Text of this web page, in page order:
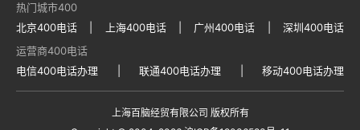
热门城市400
北京400电话
上海400电话 广州400电话
深圳400电话
运营商400电话
电信400电话办理
联通400电话办理 移动400电话办理
上海百脑经贸有限公司 版权所有